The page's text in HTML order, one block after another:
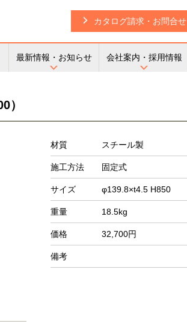
カタログ請求・お問合せ
最新情報・お知らせ 会社案内・採用情報
）
材質 スチール製
施工方法 固定式
サイズ φ139.8×t4.5 H850
重量 18.5kg
価格 32,700円
備考